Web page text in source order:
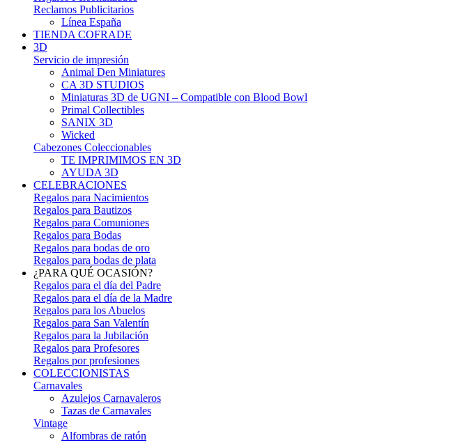
Reclamos Publicitarios
Línea España
TIENDA COFRADE
3D
Servicio de impresión
Animal Den Miniatures
CA 3D STUDIOS
Miniaturas 3D de UGNI – Compatible con Blood Bowl
Primal Collectibles
SANIX 3D
Wicked
Cabezones Coleccionables
TE IMPRIMIMOS EN 3D
AYUDA 3D
CELEBRACIONES
Regalos para Nacimientos
Regalos para Bautizos
Regalos para Comuniones
Regalos para Bodas
Regalos para bodas de oro
Regalos para bodas de plata
¿PARA QUÉ OCASIÓN?
Regalos para el día del Padre
Regalos para el día de la Madre
Regalos para los Abuelos
Regalos para San Valentín
Regalos para la Jubilación
Regalos para Profesores
Regalos por profesiones
COLECCIONISTAS
Carnavales
Azulejos Carnavaleros
Tazas de Carnavales
Vintage
Alfombras de ratón